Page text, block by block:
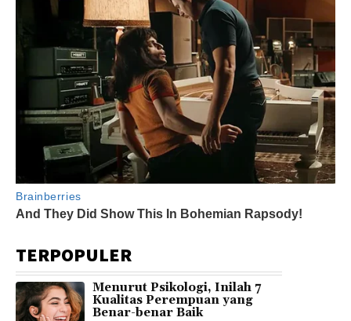
TERPOPULER
Menurut Psikologi, Inilah 7
Kualitas Perempuan yang
Benar-benar Baik